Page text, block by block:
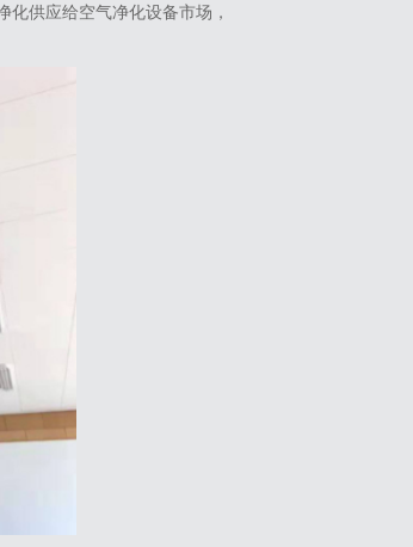
供应给空气净化设备市场，